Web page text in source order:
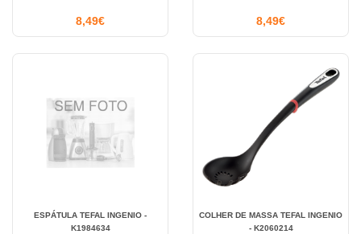
8,49€ 8,49€
ESPÁTULA TEFAL INGENIO -
K1984634
COLHER DE MASSA TEFAL INGENIO
- K2060214